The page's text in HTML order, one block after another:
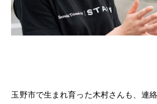
玉野市で生まれ育った木村さんも、連